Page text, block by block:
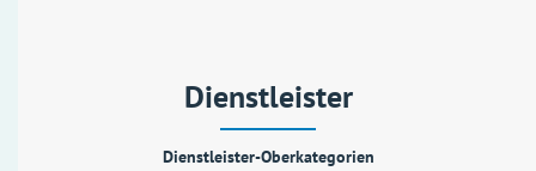
Dienstleister
Dienstleister-Oberkategorien